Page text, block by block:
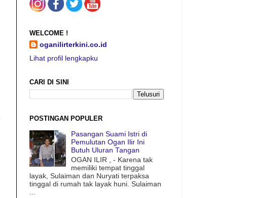
WELCOME !
oganilirterkini.co.id
Lihat profil lengkapku
CARI DI SINI
POSTINGAN POPULER
Pasangan Suami Istri di
Pemulutan Ogan Ilir Ini
Butuh Uluran Tangan
OGAN ILIR , - Karena tak
memiliki tempat tinggal
layak, Sulaiman dan Nuryati terpaksa
tinggal di rumah tak layak huni. Sulaiman